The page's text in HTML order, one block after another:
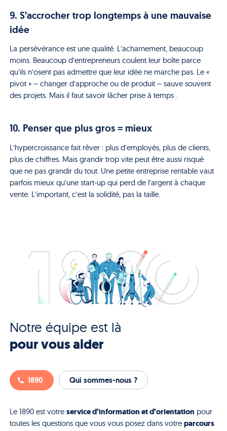
9. S’accrocher trop longtemps à une mauvaise
idée
La persévérance est une qualité. L’acharnement, beaucoup
moins. Beaucoup d’entrepreneurs coulent leur boîte parce
qu’ils n’osent pas admettre que leur idée ne marche pas. Le «
pivot » – changer d’approche ou de produit – sauve souvent
des projets. Mais il faut savoir lâcher prise à temps .
10. Penser que plus gros = mieux
L’hypercroissance fait rêver : plus d’employés, plus de clients,
plus de chiffres. Mais grandir trop vite peut être aussi risqué
que ne pas grandir du tout. Une petite entreprise rentable vaut
parfois mieux qu’une start-up qui perd de l’argent à chaque
vente. L’important, c’est la solidité, pas la taille.
Notre équipe est là
pour vous aider
1890 Qui sommes-nous ?
Le 1890 est votre service d’information et d’orientation pour
toutes les questions que vous vous posez dans votre parcours